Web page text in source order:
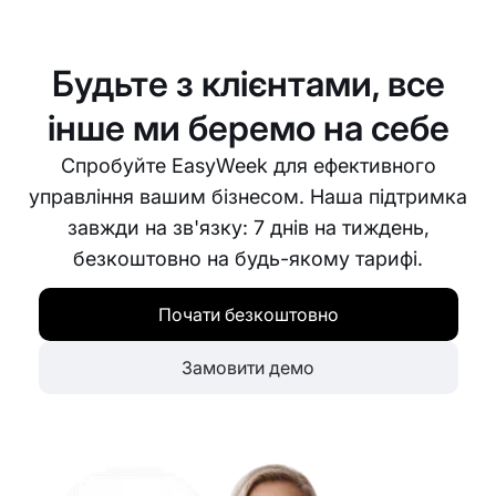
персоналізований сервіс та будувати міцні
відносини з вашими клієнтами.
Будьте з клієнтами, все
інше ми беремо на себе
Спробуйте EasyWeek для ефективного
управління вашим бізнесом. Наша підтримка
завжди на зв'язку: 7 днів на тиждень,
безкоштовно на будь-якому тарифі.
Почати безкоштовно
Замовити демо